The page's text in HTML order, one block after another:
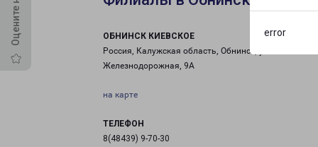
error
ОБНИНСК КИЕВСКОЕ
Россия, Калужская область, Обнинск, ул.
Железнодорожная, 9А
на карте
ТЕЛЕФОН
8(48439) 9-70-30